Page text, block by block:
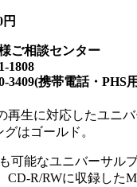
ご相談センター
携帯電話・PHS
生に対応したユニ
はゴールド。
能なユニバーサル
R/RWに収録した